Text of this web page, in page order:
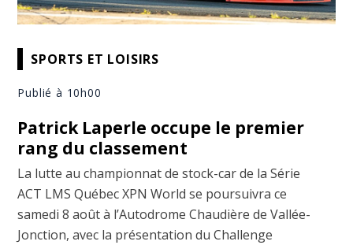
SPORTS ET LOISIRS
Publié à 10h00
Patrick Laperle occupe le premier
rang du classement
La lutte au championnat de stock-car de la Série
ACT LMS Québec XPN World se poursuivra ce
samedi 8 août à l’Autodrome Chaudière de Vallée-
Jonction, avec la présentation du Challenge